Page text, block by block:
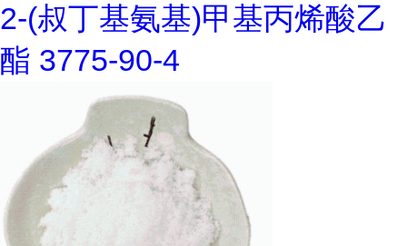
2-(叔丁基氨基)甲基丙烯酸乙
酯 3775-90-4